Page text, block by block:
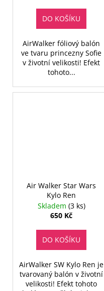
DO KOŠÍKU
AirWalker fóliový balón
ve tvaru princezny Sofie
v životní velikosti! Efekt
tohoto...
Air Walker Star Wars
Kylo Ren
Skladem (3 ks)
650 Kč
DO KOŠÍKU
AirWalker SW Kylo Ren je
tvarovaný balón v životní
velikosti! Efekt tohoto